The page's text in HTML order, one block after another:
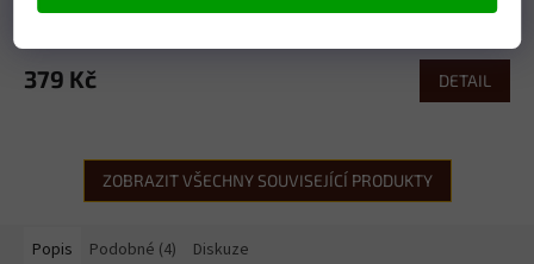
379 Kč DETAIL
ZOBRAZIT VŠECHNY SOUVISEJÍCÍ PRODUKTY
Popis Podobné (4) Diskuze